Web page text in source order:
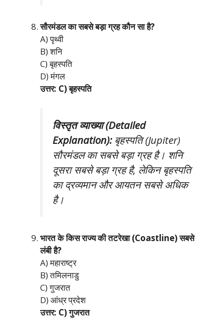
सौरमंडल का सबसे बड़ा ग्रह कौन सा है?
A) पृथ्वी
B) शनि
C) बृहस्पति
D) मंगल
उत्तर: C) बृहस्पति
विस्तृत व्याख्या (Detailed
Explanation):बृहस्पति (Jupiter)
सौरमंडल का सबसे बड़ा ग्रह है। शनि
दूसरा सबसे बड़ा ग्रह है, लेकिन बृहस्पति
का द्रव्यमान और आयतन सबसे अधिक
है।
भारत के किस राज्य की तटरेखा (Coastline) सबसे
लंबी है?
A) महाराष्ट्र
B) तमिलनाडु
C) गुजरात
D) आंध्र प्रदेश
उत्तर: C) गुजरात